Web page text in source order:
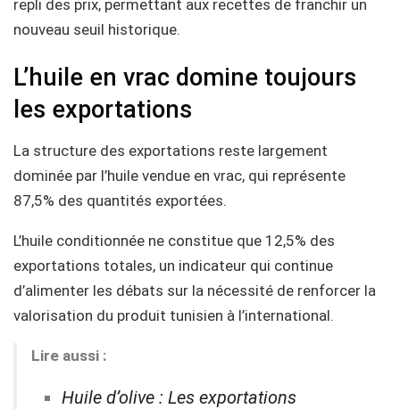
repli des prix, permettant aux recettes de franchir un
nouveau seuil historique.
L’huile en vrac domine toujours
les exportations
La structure des exportations reste largement
dominée par l’huile vendue en vrac, qui représente
87,5% des quantités exportées.
L’huile conditionnée ne constitue que 12,5% des
exportations totales, un indicateur qui continue
d’alimenter les débats sur la nécessité de renforcer la
valorisation du produit tunisien à l’international.
Lire aussi :
Huile d’olive : Les exportations